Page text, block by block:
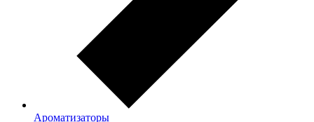
Ароматизаторы